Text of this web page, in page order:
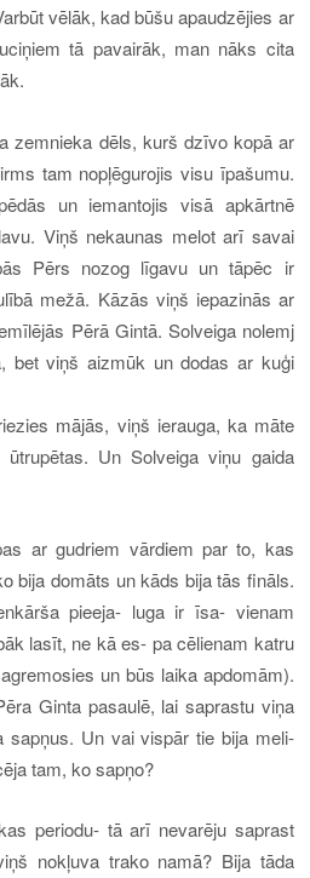
vēlāk, kad būšu apaudzējies ar
tā pavairāk, man nāks cita
zemnieka dēls, kurš dzīvo kopā ar
tam nopļēgurojis visu īpašumu.
un iemantojis visā apkārtnē
Viņš nekaunas melot arī savai
Pērs nozog līgavu un tāpēc ir
mežā. Kāzās viņš iepazinās ar
Pērā Gintā. Solveiga nolemj
bet viņš aizmūk un dodas ar kuģi
mājās, viņš ierauga, ka māte
Un Solveiga viņu gaida
ar gudriem vārdiem par to, kas
bija domāts un kāds bija tās fināls.
pieeja- luga ir īsa- vienam
lasīt, ne kā es- pa cēlienam katru
un būs laika apdomām).
Ginta pasaulē, lai saprastu viņa
sapņus. Un vai vispār tie bija meli-
tam, ko sapņo?
periodu- tā arī nevarēju saprast
nokļuva trako namā? Bija tāda